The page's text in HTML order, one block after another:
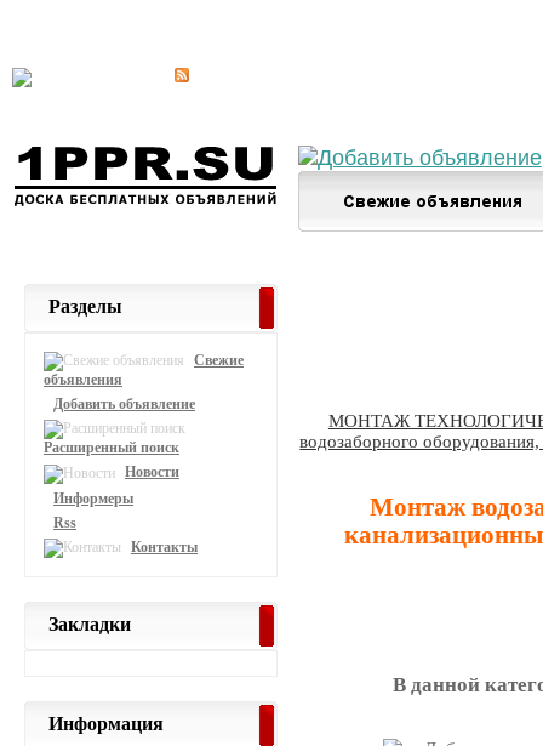
МОНТАЖ
водозаборного
Монтаж
В данной
Разделы
Свежие
объявления
Добавить объявление
Расширенный поиск
Новости
Информеры
Rss
Контакты
Закладки
Информация